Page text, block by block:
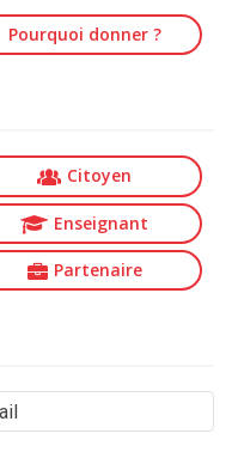
Pourquoi donner ?
Citoyen
Enseignant
Partenaire